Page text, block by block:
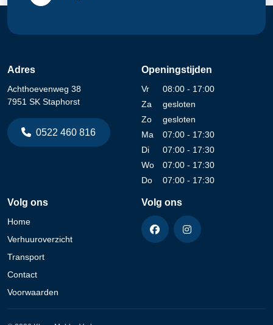
Adres
Achthoevenweg 38
7951 SK Staphorst
0522 460 816
Openingstijden
Vr
08:00 - 17:00
Za
gesloten
Zo
gesloten
Ma
07:00 - 17:30
Di
07:00 - 17:30
Wo
07:00 - 17:30
Do
07:00 - 17:30
Volg ons
Home
Verhuuroverzicht
Transport
Contact
Voorwaarden
Volg ons